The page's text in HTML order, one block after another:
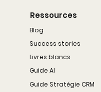
Ressources
Blog
Success stories
Livres blancs
Guide AI
Guide Stratégie CRM